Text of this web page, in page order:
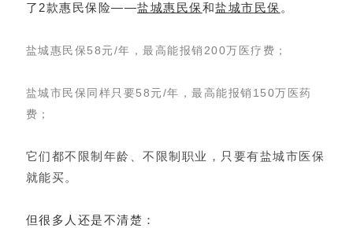
了2款惠民保险——盐城惠民保和盐城市民保 。
盐城惠民保58元/年，最高能报销200万医疗费；
盐城市民保同样只要58元/年，最高能报销150万医药
费；
它们都不限制年龄、不限制职业，只要有盐城市医保
就能买。
但很多人还是不清楚：